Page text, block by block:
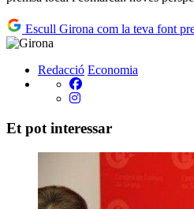
Escull Girona com la teva font
Redacció Economia
Et pot interessar